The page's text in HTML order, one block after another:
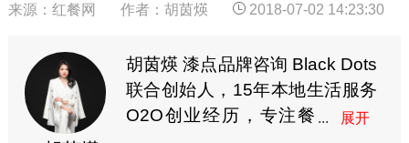
来源：红餐网 作者：胡茵煐 2018-07-02 14:23:30
胡茵煐 漆点品牌咨询 Black Dots
联合创始人，15年本地生活服务
O2O创业经历，专注餐